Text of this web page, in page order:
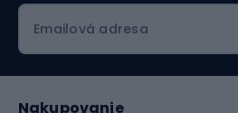
Emailová adresa
Nakupovanie